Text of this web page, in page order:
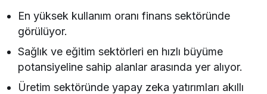
En yüksek kullanım oranı finans sektöründe
görülüyor.
Sağlık ve eğitim sektörleri en hızlı büyüme
potansiyeline sahip alanlar arasında yer alıyor.
Üretim sektöründe yapay zeka yatırımları akıllı